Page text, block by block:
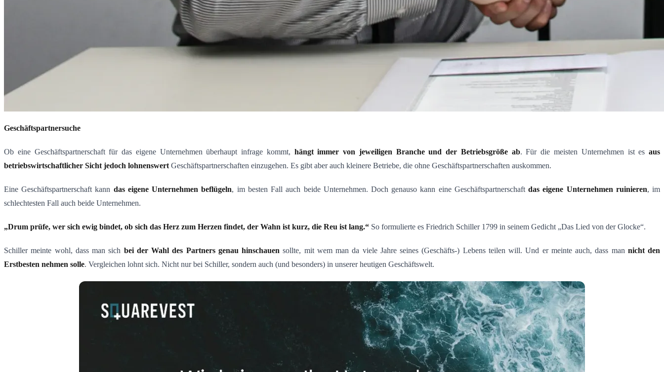
Geschäftspartnersuche
Ob eine Geschäftspartnerschaft für das eigene Unternehmen überhaupt infrage kommt, hängt immer von jeweiligen Branche und der Betriebsgröße ab. Für die meisten Unternehmen ist esaus
betriebswirtschaftlicher Sicht jedoch lohnenswert Geschäftspartnerschaften einzugehen. Es gibt aber auch kleinere Betriebe, die ohne Geschäftspartnerschaften auskommen.
Eine Geschäftspartnerschaft kann das eigene Unternehmen beflügeln, im besten Fall auch beide Unternehmen. Doch genauso kann eine Geschäftspartnerschaftdas eigene Unternehmen ruinieren, im
schlechtesten Fall auch beide Unternehmen.
„Drum prüfe, wer sich ewig bindet, ob sich das Herz zum Herzen findet, der Wahn ist kurz, die Reu ist lang.“ So formulierte es Friedrich Schiller 1799 in seinem Gedicht „Das Lied von der Glocke“.
Schiller meinte wohl, dass man sich bei der Wahl des Partners genau hinschauen sollte, mit wem man da viele Jahre seines (Geschäfts-) Lebens teilen will. Und er meinte auch, dass man nicht den
Erstbesten nehmen solle. Vergleichen lohnt sich. Nicht nur bei Schiller, sondern auch (und besonders) in unserer heutigen Geschäftswelt.